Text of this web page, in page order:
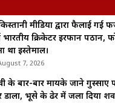
मीडिया द्वारा फैलाई गई
भारतीय क्रिकेटर इरफान पठान,
था इस्तेमाल।
7, 2026
के बार-बार मायके जाने गुस्साए
डाला, भूसे के ढेर में जला दिया शव